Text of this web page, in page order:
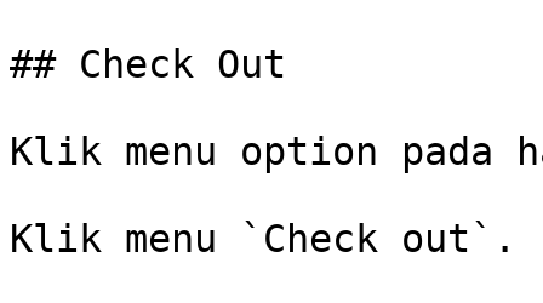
## Check Out
Klik menu option pada
Klik menu `Check out`.